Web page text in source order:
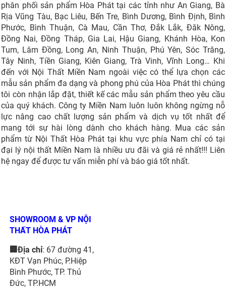
phân phối sản phẩm Hòa Phát tại các tỉnh như An Giang, Bà
Rịa Vũng Tàu, Bạc Liêu, Bến Tre, Bình Dương, Bình Định, Bình
Phước, Bình Thuận, Cà Mau, Cần Thơ, Đắk Lắk, Đăk Nông,
Đồng Nai, Đồng Tháp, Gia Lai, Hậu Giang, Khánh Hòa, Kon
Tum, Lâm Đồng, Long An, Ninh Thuận, Phú Yên, Sóc Trăng,
Tây Ninh, Tiền Giang, Kiên Giang, Trà Vinh, Vĩnh Long… Khi
đến với Nội Thất Miền Nam ngoài việc có thể lựa chọn các
mẫu sản phẩm đa dạng và phong phú của Hòa Phát thì chúng
tôi còn nhận lắp đặt, thiết kế các mẫu sản phẩm theo yêu cầu
của quý khách. Công ty Miền Nam luôn luôn không ngừng nỗ
lực nâng cao chất lượng sản phẩm và dịch vụ tốt nhất để
mang tới sự hài lòng dành cho khách hàng. Mua các sản
phẩm từ Nội Thất Hòa Phát tại khu vực phía Nam chỉ có tại
đại lý nội thất Miền Nam là nhiều ưu đãi và giá rẻ nhất!!! Liên
hệ ngay để được tư vấn miễn phí và báo giá tốt nhất.
SHOWROOM & VP NỘI
THẤT HÒA PHÁT
🏢Địa chỉ: 67 đường 41,
KĐT Vạn Phúc, P.Hiệp
Bình Phước, TP. Thủ
Đức, TP.HCM